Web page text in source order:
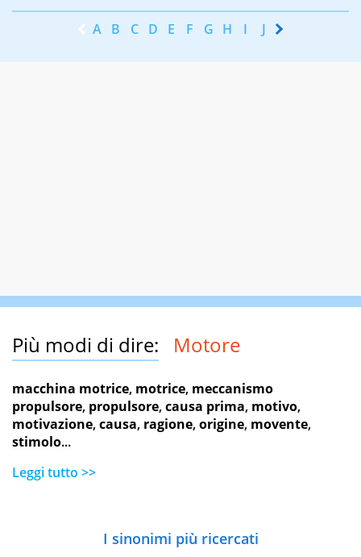
A B C D E F G H I J K
Più modi di dire: Motore
macchina motrice, motrice, meccanismo
propulsore, propulsore,causa prima, motivo,
motivazione,causa, ragione,origine, movente,
stimolo...
Leggi tutto >>
I sinonimi più ricercati